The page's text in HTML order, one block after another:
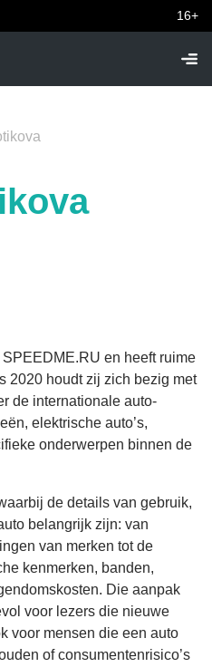
16+
en heeft ruime
2020 houdt zij zich bezig met
de internationale auto-
elektrische auto’s,
onderwerpen binnen de
de details van gebruik,
belangrijk zijn: van
van merken tot de
kenmerken, banden,
Die aanpak
voor lezers die nieuwe
voor mensen die een auto
of consumentenrisico’s